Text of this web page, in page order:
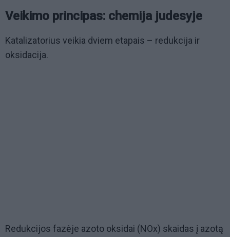
Veikimo principas: chemija judesyje
Katalizatorius veikia dviem etapais – redukcija ir
oksidacija.
Redukcijos fazėje azoto oksidai (NOx) skaidas į azotą